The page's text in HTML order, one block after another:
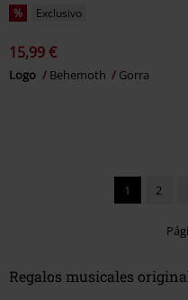
% Exclusivo
15,99 €
Logo Behemoth Gorra
1 2
Regalos musicales